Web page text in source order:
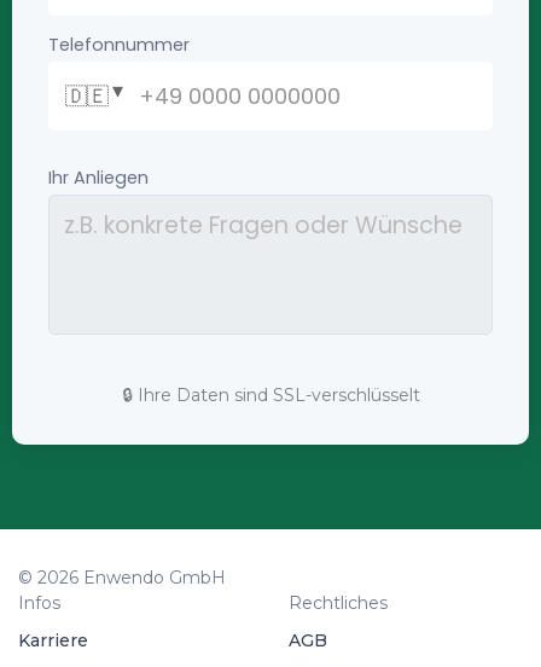
🔒 Ihre Daten sind SSL-verschlüsselt
© 2026 Enwendo GmbH
Infos
Karriere
Rechtliches
AGB